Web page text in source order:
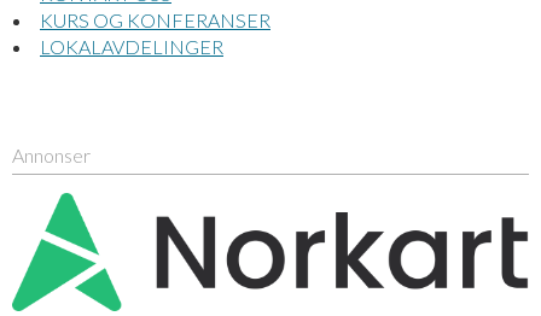
KURS OG KONFERANSER
LOKALAVDELINGER
Annonser